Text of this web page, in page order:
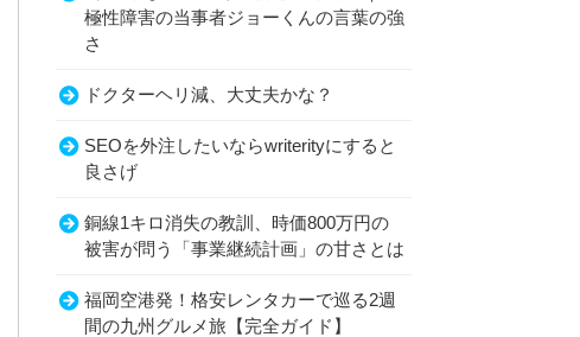
極性障害の当事者ジョーくんの言葉の強
さ
ドクターヘリ減、大丈夫かな？
SEOを外注したいならwriterityにすると
良さげ
銅線1キロ消失の教訓、時価800万円の
被害が問う「事業継続計画」の甘さとは
福岡空港発！格安レンタカーで巡る2週
間の九州グルメ旅【完全ガイド】